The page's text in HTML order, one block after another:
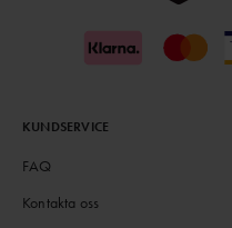
KUNDSERVICE
FAQ
Kontakta oss